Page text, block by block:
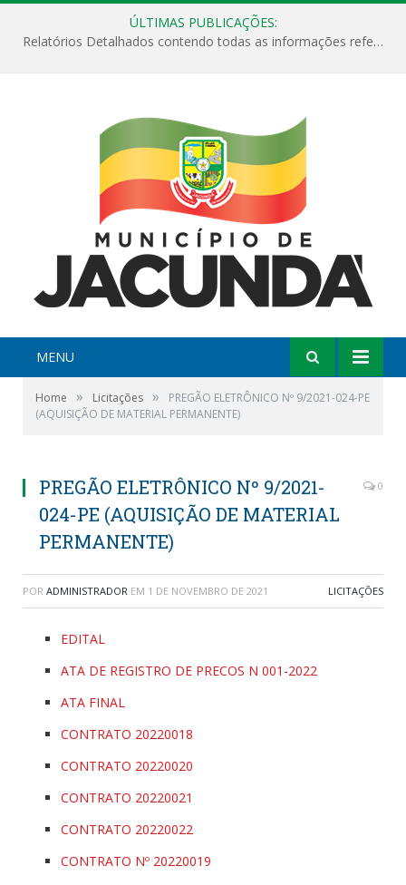
ÚLTIMAS PUBLICAÇÕES:
Relatórios Detalhados contendo todas as informações referentes a execução de recursos destinados ao fomento de projetos culturais no Município de Jacundá entre os anos de 2022 ao presente ano de 2026.
MENU
Home » Licitações »
PREGÃO ELETRÔNICO Nº 9/2021-024-PE
(AQUISIÇÃO DE MATERIAL PERMANENTE)
PREGÃO ELETRÔNICO Nº 9/2021-
024-PE (AQUISIÇÃO DE MATERIAL
PERMANENTE)
0
POR ADMINISTRADOR EM 1 DE NOVEMBRO DE 2021 LICITAÇÕES
EDITAL
ATA DE REGISTRO DE PRECOS N 001-2022
ATA FINAL
CONTRATO 20220018
CONTRATO 20220020
CONTRATO 20220021
CONTRATO 20220022
CONTRATO Nº 20220019